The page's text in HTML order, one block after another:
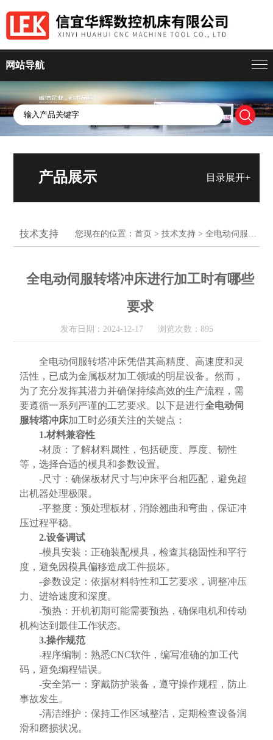
网站导航
目录展开+
产品展示
技术支持 您现在的位置：首页 >技术支持 > 全电动伺服转塔冲床进行加工时有哪些要求
全电动伺服转塔冲床进行加工时有哪些
要求
发布日期：2024-12-17 浏览次数：895
全电动伺服转塔冲床凭借其高精度、高速度和灵
活性，已成为金属板材加工领域的明星设备。然而，
为了充分发挥其潜力并确保持续高效的生产流程，需
要遵循一系列严谨的工艺要求。以下是进行全电动伺
服转塔冲床加工时必须关注的关键点：
1.材料兼容性
-材质：了解材料属性，包括硬度、厚度、韧性
等，选择合适的模具和参数设置。
-尺寸：确保板材尺寸与冲床平台相匹配，避免超
出机器处理极限。
-平整度：预处理板材，消除翘曲和弯曲，保证冲
压过程平稳。
2.设备调试
-模具安装：正确装配模具，检查其稳固性和平行
度，避免因模具偏移造成工件损坏。
-参数设定：依据材料特性和工艺要求，调整冲压
力、进给速度和深度。
-预热：开机初期可能需要预热，确保电机和传动
机构达到最佳工作状态。
3.操作规范
-程序编制：熟悉CNC软件，编写准确的加工代
码，避免编程错误。
-安全第一：穿戴防护装备，遵守操作规程，防止
事故发生。
-清洁维护：保持工作区域整洁，定期检查设备润
滑和磨损状况。